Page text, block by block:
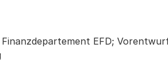
Informationen zu den Sitzungen
Finanzdepartement EFD;